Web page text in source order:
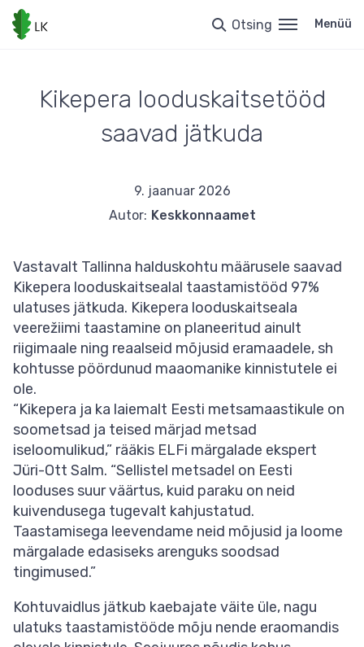
Liigu
edasi
põhisisu
Otsing Menüü
Kikepera looduskaitsetööd
saavad jätkuda
9. jaanuar 2026
Autor: Keskkonnaamet
Vastavalt Tallinna halduskohtu määrusele saavad
Kikepera looduskaitsealal taastamistööd 97%
ulatuses jätkuda. Kikepera looduskaitseala
veerežiimi taastamine on planeeritud ainult
riigimaale ning reaalseid mõjusid eramaadele, sh
kohtusse pöördunud maaomanike kinnistutele ei
ole.
“Kikepera ja ka laiemalt Eesti metsamaastikule on
soometsad ja teised märjad metsad
iseloomulikud,” rääkis ELFi märgalade ekspert
Jüri-Ott Salm. “Sellistel metsadel on Eesti
looduses suur väärtus, kuid paraku on neid
kuivendusega tugevalt kahjustatud.
Taastamisega leevendame neid mõjusid ja loome
märgalade edasiseks arenguks soodsad
tingimused.”
Kohtuvaidlus jätkub kaebajate väite üle, nagu
ulatuks taastamistööde mõju nende eraomandis